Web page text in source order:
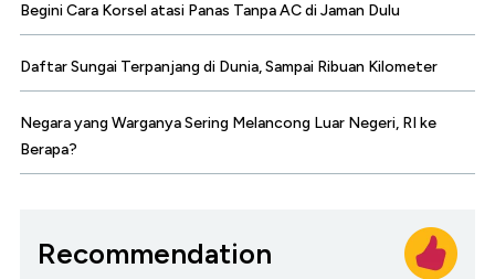
Begini Cara Korsel atasi Panas Tanpa AC di Jaman Dulu
Daftar Sungai Terpanjang di Dunia, Sampai Ribuan Kilometer
Negara yang Warganya Sering Melancong Luar Negeri, RI ke
Berapa?
Recommendation